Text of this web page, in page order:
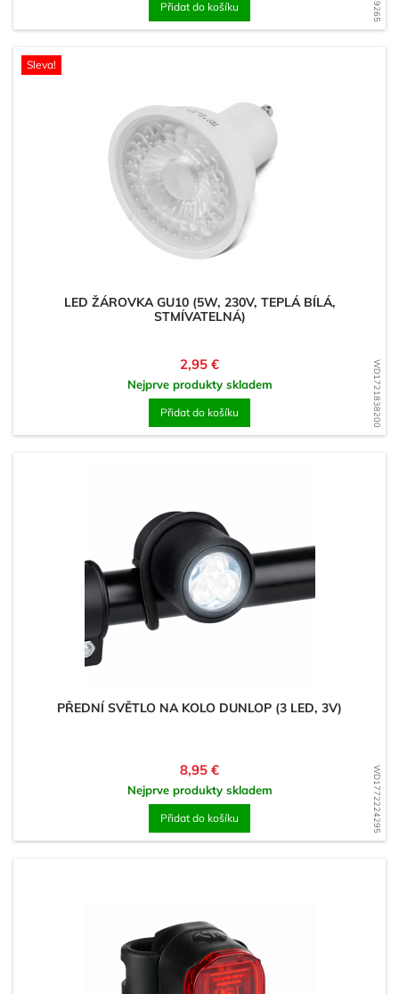
Přidat do košíku
WD1721838200
Sleva!
LED ŽÁROVKA GU10 (5W, 230V, TEPLÁ BÍLÁ,
STMÍVATELNÁ)
Cena
2,95 €
Nejprve produkty skladem
Přidat do košíku
WD1772224295
PŘEDNÍ SVĚTLO NA KOLO DUNLOP (3 LED, 3V)
Cena
8,95 €
Nejprve produkty skladem
Přidat do košíku